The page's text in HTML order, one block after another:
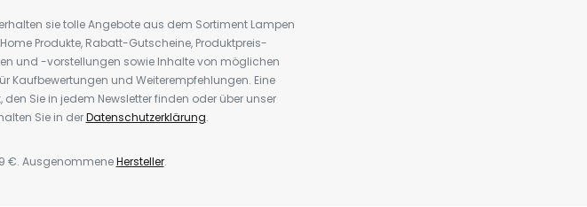
sie tolle Angebote aus dem Sortiment Lampen
Produkte, Rabatt-Gutscheine, Produktpreis-
und -vorstellungen sowie Inhalte von möglichen
Kaufbewertungen und Weiterempfehlungen. Eine
Sie in jedem Newsletter finden oder über unser
Sie in derDatenschutzerklärung.
€. AusgenommeneHersteller.